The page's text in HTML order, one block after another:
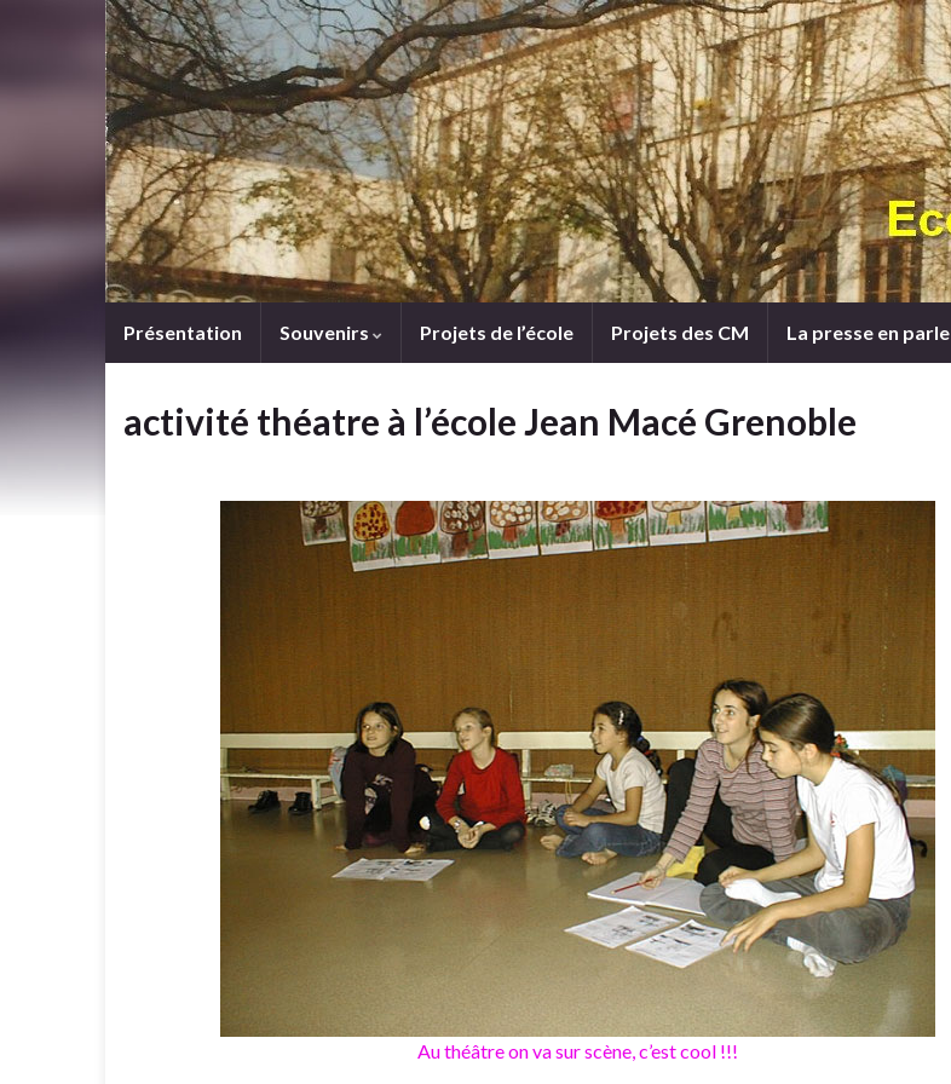
Présentation Souvenirs Projets de l’école Projets des CM La presse en parle
activité théatre à l’école Jean Macé Grenoble
Au théâtre on va sur scène, c’est cool !!!